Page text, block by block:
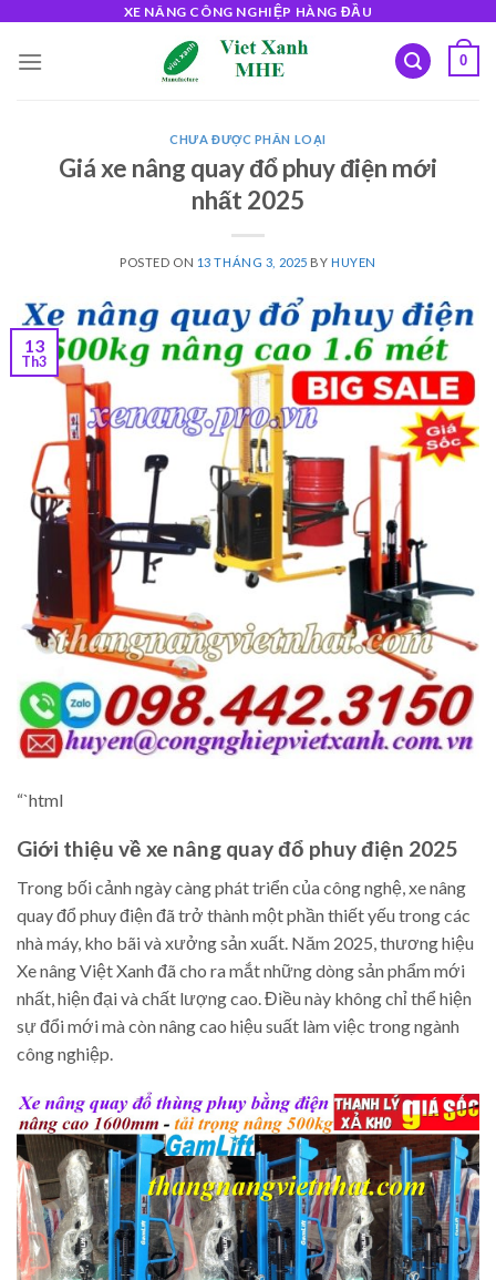
content
XE NÂNG CÔNG NGHIỆP HÀNG ĐẦU
0
CHƯA ĐƯỢC PHÂN LOẠI
Giá xe nâng quay đổ phuy điện mới
nhất 2025
POSTED ON 13 THÁNG 3, 2025 BY HUYEN
13
Th3
“`html
Giới thiệu về xe nâng quay đổ phuy điện 2025
Trong bối cảnh ngày càng phát triển của công nghệ, xe nâng
quay đổ phuy điện đã trở thành một phần thiết yếu trong các
nhà máy, kho bãi và xưởng sản xuất. Năm 2025, thương hiệu
Xe nâng Việt Xanh đã cho ra mắt những dòng sản phẩm mới
nhất, hiện đại và chất lượng cao. Điều này không chỉ thể hiện
sự đổi mới mà còn nâng cao hiệu suất làm việc trong ngành
công nghiệp.